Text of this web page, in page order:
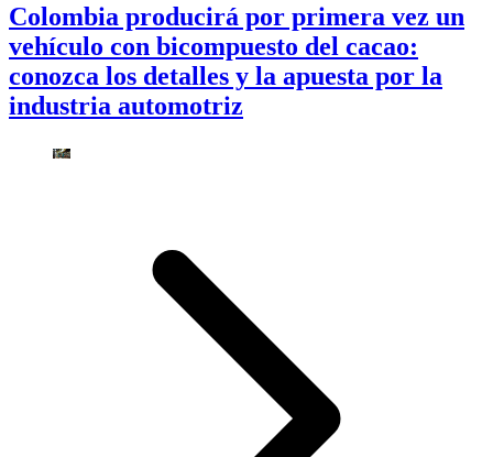
Colombia producirá por primera vez un
vehículo con bicompuesto del cacao:
conozca los detalles y la apuesta por la
industria automotriz